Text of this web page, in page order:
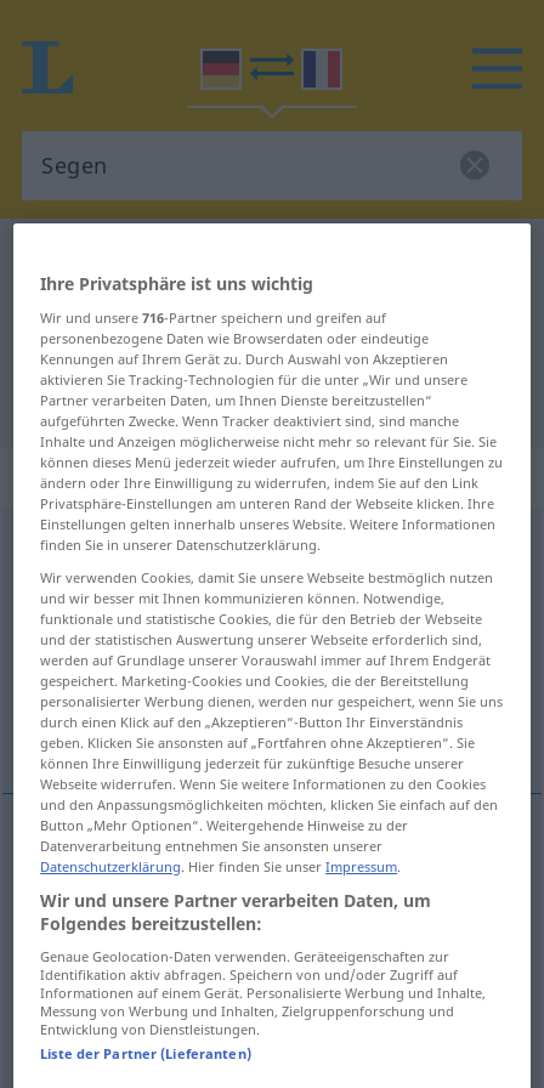
Deutsch-Französisch Übersetzung
für "Segen"
"Segen" Französisch Übersetzung
„Segen“: Maskulinum
Segen [ˈzeːgən]m <Segens;Segen>
Übersicht aller Übersetzungen
(Für mehr Details die Übersetzung anklicken/antippen)
bénédiction richesses, don
bonheur, chance Weitere Beispiele...
bénédictionf Segen REL
richessesfpl Segen GEH FIG
donm Segen des Himmels
Ihre Privatsphäre ist uns wichtig
Wir und unsere716-Partner speichern und greifen auf
personenbezogene Daten wie Browserdaten oder eindeutige
Kennungen auf Ihrem Gerät zu. Durch Auswahl von Akzeptieren
aktivieren Sie Tracking-Technologien für die unter „Wir und unsere
Partner verarbeiten Daten, um Ihnen Dienste bereitzustellen“
aufgeführten Zwecke. Wenn Tracker deaktiviert sind, sind manche
Inhalte und Anzeigen möglicherweise nicht mehr so relevant für Sie. Sie
können dieses Menü jederzeit wieder aufrufen, um Ihre Einstellungen zu
ändern oder Ihre Einwilligung zu widerrufen, indem Sie auf den Link
Privatsphäre-Einstellungen am unteren Rand der Webseite klicken. Ihre
Einstellungen gelten innerhalb unseres Website. Weitere Informationen
finden Sie in unserer Datenschutzerklärung.
Wir verwenden Cookies, damit Sie unsere Webseite bestmöglich nutzen
und wir besser mit Ihnen kommunizieren können. Notwendige,
funktionale und statistische Cookies, die für den Betrieb der Webseite
und der statistischen Auswertung unserer Webseite erforderlich sind,
werden auf Grundlage unserer Vorauswahl immer auf Ihrem Endgerät
gespeichert. Marketing-Cookies und Cookies, die der Bereitstellung
personalisierter Werbung dienen, werden nur gespeichert, wenn Sie uns
durch einen Klick auf den „Akzeptieren“-Button Ihr Einverständnis
geben. Klicken Sie ansonsten auf „Fortfahren ohne Akzeptieren“. Sie
können Ihre Einwilligung jederzeit für zukünftige Besuche unserer
Webseite widerrufen. Wenn Sie weitere Informationen zu den Cookies
und den Anpassungsmöglichkeiten möchten, klicken Sie einfach auf den
Button „Mehr Optionen“. Weitergehende Hinweise zu der
Datenverarbeitung entnehmen Sie ansonsten unserer
Datenschutzerklärung. Hier finden Sie unserImpressum.
Wir und unsere Partner verarbeiten Daten, um
Folgendes bereitzustellen:
Genaue Geolocation-Daten verwenden. Geräteeigenschaften zur
Identifikation aktiv abfragen. Speichern von und/oder Zugriff auf
Informationen auf einem Gerät. Personalisierte Werbung und Inhalte,
Messung von Werbung und Inhalten, Zielgruppenforschung und
Entwicklung von Dienstleistungen.
Liste der Partner (Lieferanten)